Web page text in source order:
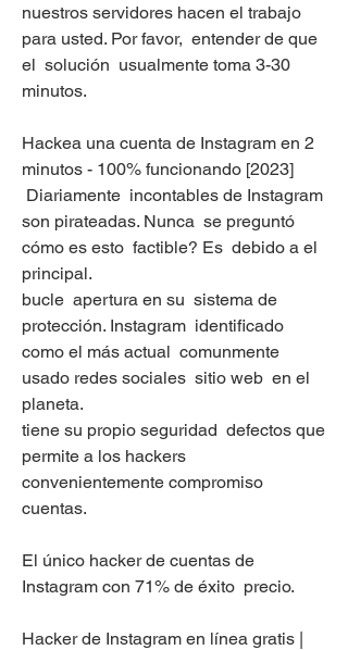
nuestros servidores hacen el trabajo
para usted. Por favor,  entender de que
el  solución  usualmente toma 3-30
minutos.
Hackea una cuenta de Instagram en 2
minutos - 100% funcionando [2023]
son pirateadas. Nunca  se preguntó
cómo es esto  factible? Es  debido a el
principal.
bucle  apertura en su  sistema de
protección. Instagram  identificado
como el más actual  comunmente
usado redes sociales  sitio web  en el
planeta.
tiene su propio seguridad  defectos que
permite a los hackers
convenientemente compromiso
cuentas.
El único hacker de cuentas de
Instagram con 71% de éxito  precio.
Hacker de Instagram en línea gratis |